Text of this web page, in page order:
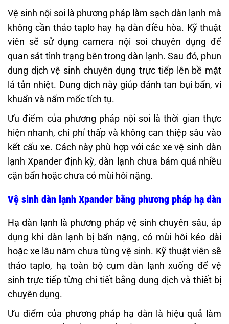
Vệ sinh nội soi là phương pháp làm sạch dàn lạnh mà
không cần tháo taplo hay hạ dàn điều hòa. Kỹ thuật
viên sẽ sử dụng camera nội soi chuyên dụng để
quan sát tình trạng bên trong dàn lạnh. Sau đó, phun
dung dịch vệ sinh chuyên dụng trực tiếp lên bề mặt
lá tản nhiệt. Dung dịch này giúp đánh tan bụi bẩn, vi
khuẩn và nấm mốc tích tụ.
Ưu điểm của phương pháp nội soi là thời gian thực
hiện nhanh, chi phí thấp và không can thiệp sâu vào
kết cấu xe. Cách này phù hợp với các xe vệ sinh dàn
lạnh Xpander định kỳ, dàn lạnh chưa bám quá nhiều
cặn bẩn hoặc chưa có mùi hôi nặng.
Vệ sinh dàn lạnh Xpander bằng phương pháp hạ dàn
Hạ dàn lạnh là phương pháp vệ sinh chuyên sâu, áp
dụng khi dàn lạnh bị bẩn nặng, có mùi hôi kéo dài
hoặc xe lâu năm chưa từng vệ sinh. Kỹ thuật viên sẽ
tháo taplo, hạ toàn bộ cụm dàn lạnh xuống để vệ
sinh trực tiếp từng chi tiết bằng dung dịch và thiết bị
chuyên dụng.
Ưu điểm của phương pháp hạ dàn là hiệu quả làm